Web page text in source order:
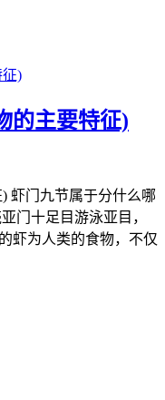
的主要特征)
虾门九节属于分什么哪
门十足目游泳亚目，
虾为人类的食物，不仅